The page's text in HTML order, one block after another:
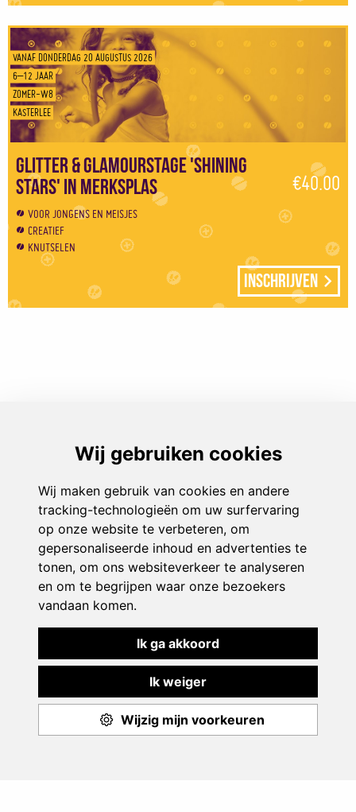
VANAF DONDERDAG 20 AUGUSTUS 2026
6–12 JAAR
ZOMER-W8
KASTERLEE
Glitter & Glamourstage 'Shining
Stars' in Merksplas
€40.00
VOOR JONGENS EN MEISJES
CREATIEF
KNUTSELEN
Inschrijven
Aanbod
Events
Monitoren
Over ons